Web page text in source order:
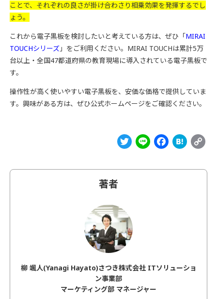
ことで、それぞれの良さが掛け合わさり相乗効果を発揮するでし
ょう。
これから電子黒板を検討したいと考えている方は、ぜひ「MIRAI
TOUCHシリーズ 」をご利用ください。MIRAI TOUCHは累計5万
台以上・全国47都道府県の教育現場に導入されている電子黒板で
す。
操作性が高く使いやすい電子黒板を、安価な価格で提供していま
す。興味がある方は、ぜひ公式ホームページをご確認ください。
Twitter
Line
著者
柳 颯人(Yanagi Hayato)さつき株式会社 ITソリューショ
ン事業部
マーケティング部 マネージャー